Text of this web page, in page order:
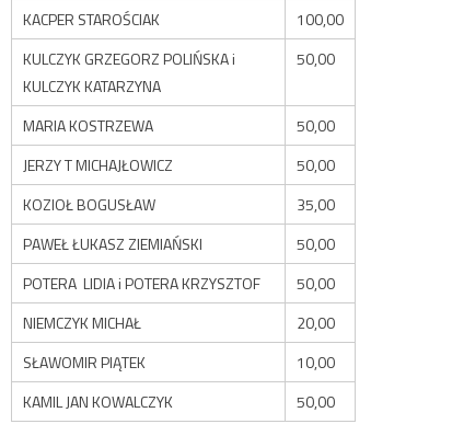
KACPER STAROŚCIAK
100,00
KULCZYK GRZEGORZ POLIŃSKA i
KULCZYK KATARZYNA
50,00
MARIA KOSTRZEWA
50,00
JERZY T MICHAJŁOWICZ
50,00
KOZIOŁ BOGUSŁAW
35,00
PAWEŁ ŁUKASZ ZIEMIAŃSKI
50,00
POTERA LIDIA i POTERA KRZYSZTOF
50,00
NIEMCZYK MICHAŁ
20,00
SŁAWOMIR PIĄTEK
10,00
KAMIL JAN KOWALCZYK
50,00